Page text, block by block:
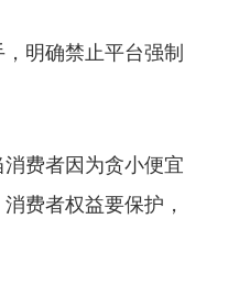
明确禁止平台强制
费者因为贪小便宜
费者权益要保护，